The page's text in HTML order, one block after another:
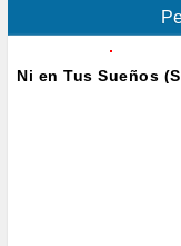
Ni en Tus Sueños